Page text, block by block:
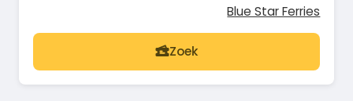
Blue Star Ferries
Zoek